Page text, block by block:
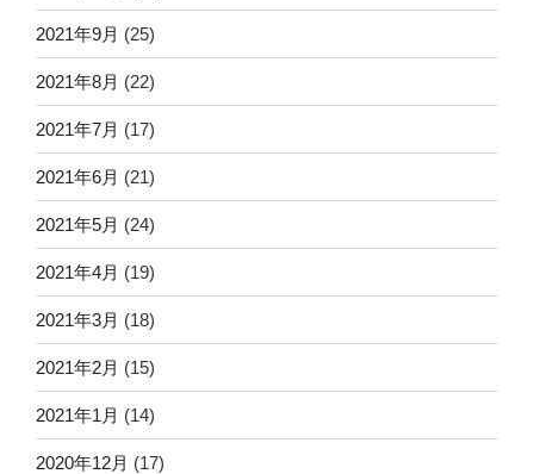
2021年9月 (25)
2021年8月 (22)
2021年7月 (17)
2021年6月 (21)
2021年5月 (24)
2021年4月 (19)
2021年3月 (18)
2021年2月 (15)
2021年1月 (14)
2020年12月 (17)